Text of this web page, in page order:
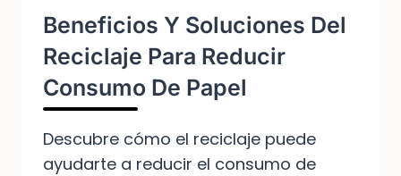
Beneficios Y Soluciones Del
Reciclaje Para Reducir
Consumo De Papel
Descubre cómo el reciclaje puede
ayudarte a reducir el consumo de